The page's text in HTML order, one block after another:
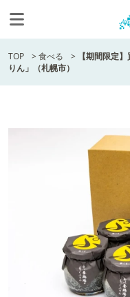
TOP >食べる > 【期間限定
りん」（札幌市）